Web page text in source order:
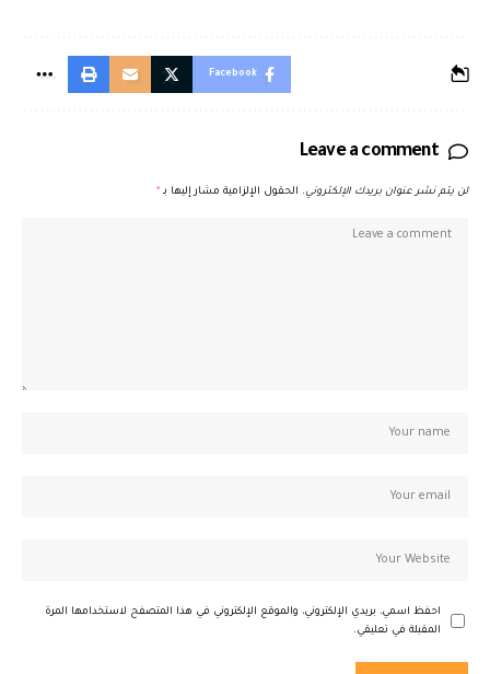
Facebook
Leave a comment
لن يتم نشر عنوان بريدك الإلكتروني. الحقول الإلزامية مشار إليها بـ *
احفظ اسمي، بريدي الإلكتروني، والموقع الإلكتروني في هذا المتصفح لاستخدامها المرة
المقبلة في تعليقي.